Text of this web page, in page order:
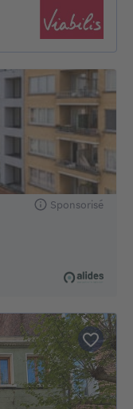
Sponsorisé